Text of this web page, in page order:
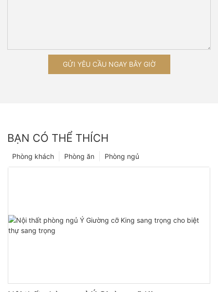
GỬI YÊU CẦU NGAY BÂY GIỜ
BẠN CÓ THỂ THÍCH
Phòng ngủ
Phòng ăn
Phòng khách